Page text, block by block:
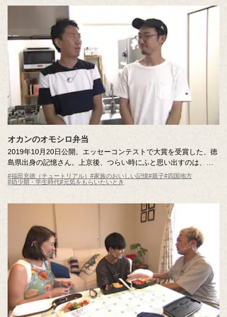
オカンのオモシロ弁当
2019年10月20日公開。エッセーコンテストで大賞を受賞した、徳
島県出身の記憶さん。上京後、つらい時にふと思い出すのは、お
母さんがつくってくれたオモシロ弁当。今も心の支えになってい
る。そんな記憶さんに調査員がオモシロ弁当づくり対決を挑む。
#福田充徳（チュートリアル） #家族のおいしい記憶#親子#四国地方
#幼少期・学生時代#元気をもらいたいとき